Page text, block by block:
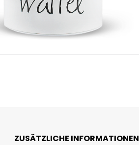
ZUSÄTZLICHE INFORMATIONEN